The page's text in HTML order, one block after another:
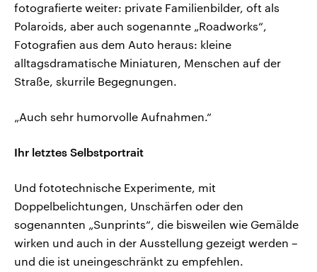
fotografierte weiter: private Familienbilder, oft als
Polaroids, aber auch sogenannte „Roadworks“,
Fotografien aus dem Auto heraus: kleine
alltagsdramatische Miniaturen, Menschen auf der
Straße, skurrile Begegnungen.
„Auch sehr humorvolle Aufnahmen.“
Ihr letztes Selbstportrait
Und fototechnische Experimente, mit
Doppelbelichtungen, Unschärfen oder den
sogenannten „Sunprints“, die bisweilen wie Gemälde
wirken und auch in der Ausstellung gezeigt werden –
und die ist uneingeschränkt zu empfehlen.